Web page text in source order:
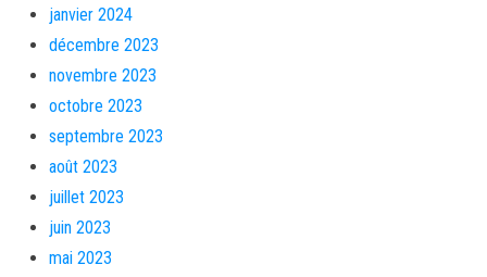
janvier 2024
décembre 2023
novembre 2023
octobre 2023
septembre 2023
août 2023
juillet 2023
juin 2023
mai 2023